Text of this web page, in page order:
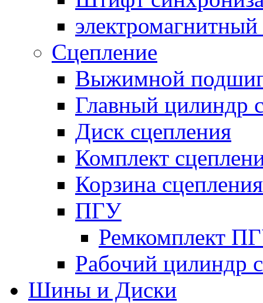
электромагнитный
Сцепление
Выжимной
Главный цилиндр
Диск сцепления
Комплект
Корзина сцепления
ПГУ
Ремкомплект
Рабочий цилиндр
Шины и Диски